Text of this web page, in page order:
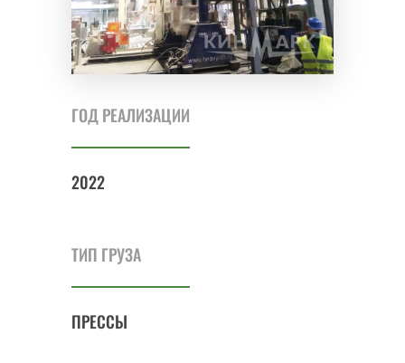
ГОД РЕАЛИЗАЦИИ
2022
ТИП ГРУЗА
ПРЕССЫ